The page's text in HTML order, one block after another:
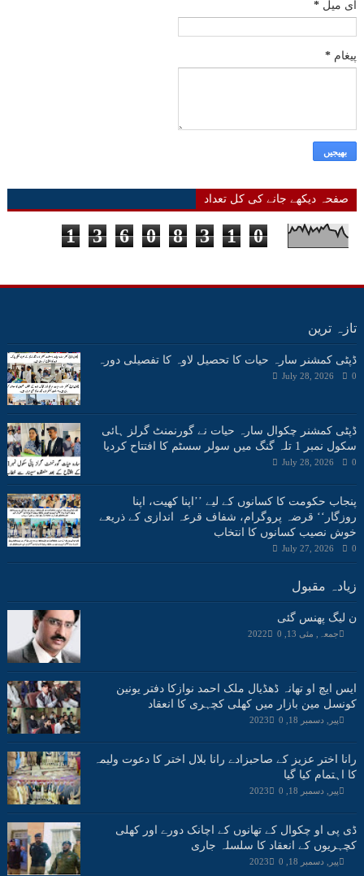
ای میل *
پیغام *
صفحہ دیکھے جانے کی کل تعداد
1 3 6 0 8 3 1 0
تازہ ترین
ڈپٹی کمشنر سارہ حیات کا تحصیل لاوہ کا تفصیلی دورہ
July 28, 2026 0
ڈپٹی کمشنر چکوال سارہ حیات نے گورنمنٹ گرلز ہائی
سکول نمبر 1 تلہ گنگ میں سولر سسٹم کا افتتاح کردیا
July 28, 2026 0
پنجاب حکومت کا کسانوں کے لیے ’’اپنا کھیت، اپنا
روزگار‘‘ قرضہ پروگرام، شفاف قرعہ اندازی کے ذریعے
خوش نصیب کسانوں کا انتخاب
July 27, 2026 0
زیادہ مقبول
ن لیگ پھنس گئی
جمعہ, مئی 13, 2022 0
ایس ایچ او تھانہ ڈھڈیال ملک احمد نوازکا دفتر یونین
کونسل مین بازار میں کھلی کچہری کا انعقاد
پیر, دسمبر 18, 2023 0
رانا اختر عزیز کے صاحبزادے رانا بلال اختر کا دعوت ولیمہ
کا اہتمام کیا گیا
پیر, دسمبر 18, 2023 0
ڈی پی او چکوال کے تھانوں کے اچانک دورے اور کھلی
کچہریوں کے انعقاد کا سلسلہ جاری
پیر, دسمبر 18, 2023 0